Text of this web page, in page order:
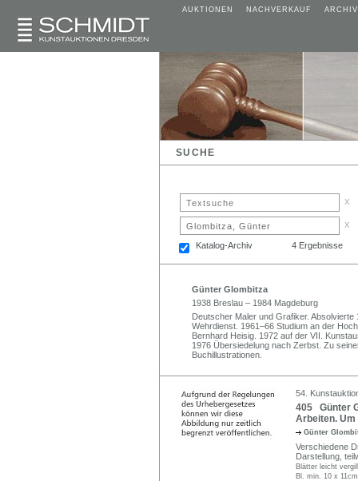
AUKTIONEN NACHVERKAUF ARCHIV
SUCHE
x
x
Katalog-Archiv 4 Ergebnisse
Günter Glombitza
1938 Breslau – 1984 Magdeburg
Deutscher Maler und Grafiker.
Wehrdienst. 1961–66 Studium an der
Bernhard Heisig. 1972 auf der VII.
1976 Übersiedelung nach Zerbst. Zu
Buchillustrationen.
54.
405 Günter
Arbeiten. Um
Günter
Verschiedene
Darstellung,
Blätter leicht
Bl. min. 10 x